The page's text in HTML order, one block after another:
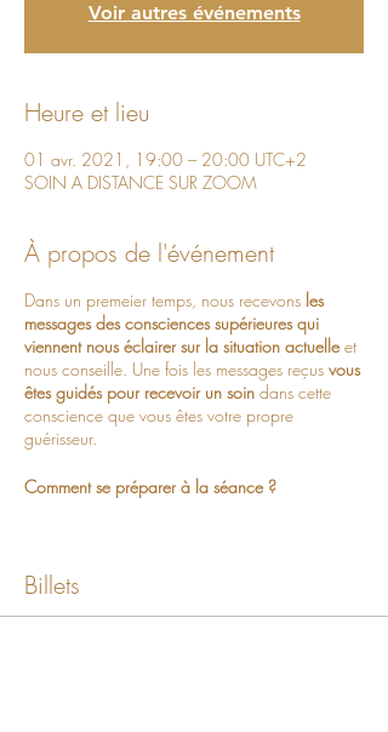
Voir autres événements
Heure et lieu
01 avr. 2021, 19:00 – 20:00 UTC+2
SOIN A DISTANCE SUR ZOOM
À propos de l'événement
Dans un premeier temps, nous recevons les
messages des consciences supérieures qui
viennent nous éclairer sur la situation actuelle et
nous conseille. Une fois les messages reçus vous
êtes guidés pour recevoir un soin dans cette
conscience que vous êtes votre propre
guérisseur.
Comment se préparer à la séance ?
Quelques heures ou minutes avant prenez le
Billets